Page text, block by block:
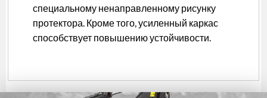
специальному ненаправленному рисунку
протектора. Кроме того, усиленный каркас
способствует повышению устойчивости.